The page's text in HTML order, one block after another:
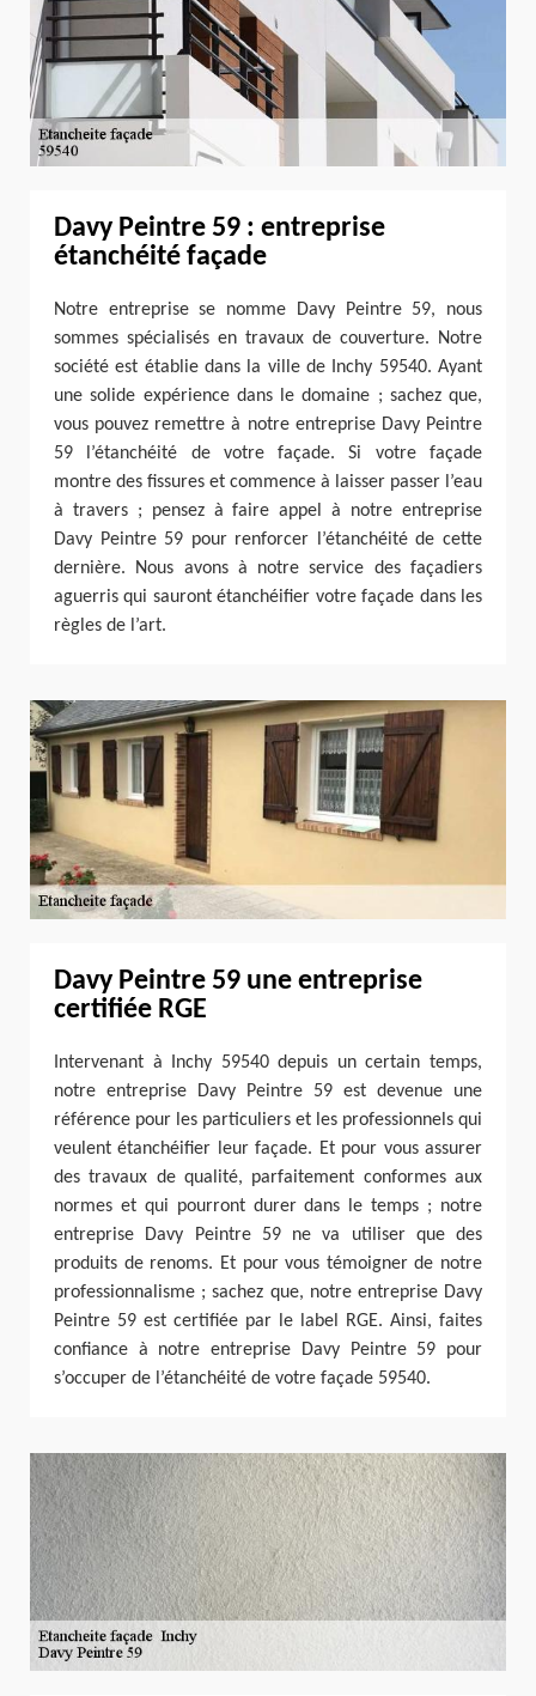
Davy Peintre 59 : entreprise
étanchéité façade
Notre entreprise se nomme Davy Peintre 59, nous
sommes spécialisés en travaux de couverture. Notre
société est établie dans la ville de Inchy 59540. Ayant
une solide expérience dans le domaine ; sachez que,
vous pouvez remettre à notre entreprise Davy Peintre
59 l’étanchéité de votre façade. Si votre façade
montre des fissures et commence à laisser passer l’eau
à travers ; pensez à faire appel à notre entreprise
Davy Peintre 59 pour renforcer l’étanchéité de cette
dernière. Nous avons à notre service des façadiers
aguerris qui sauront étanchéifier votre façade dans les
règles de l’art.
Davy Peintre 59 une entreprise
certifiée RGE
Intervenant à Inchy 59540 depuis un certain temps,
notre entreprise Davy Peintre 59 est devenue une
référence pour les particuliers et les professionnels qui
veulent étanchéifier leur façade. Et pour vous assurer
des travaux de qualité, parfaitement conformes aux
normes et qui pourront durer dans le temps ; notre
entreprise Davy Peintre 59 ne va utiliser que des
produits de renoms. Et pour vous témoigner de notre
professionnalisme ; sachez que, notre entreprise Davy
Peintre 59 est certifiée par le label RGE. Ainsi, faites
confiance à notre entreprise Davy Peintre 59 pour
s’occuper de l’étanchéité de votre façade 59540.